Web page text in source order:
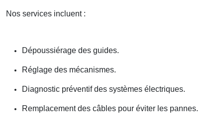
Nos services incluent :
Dépoussiérage des guides.
Réglage des mécanismes.
Diagnostic préventif des systèmes électriques.
Remplacement des câbles pour éviter les pannes.